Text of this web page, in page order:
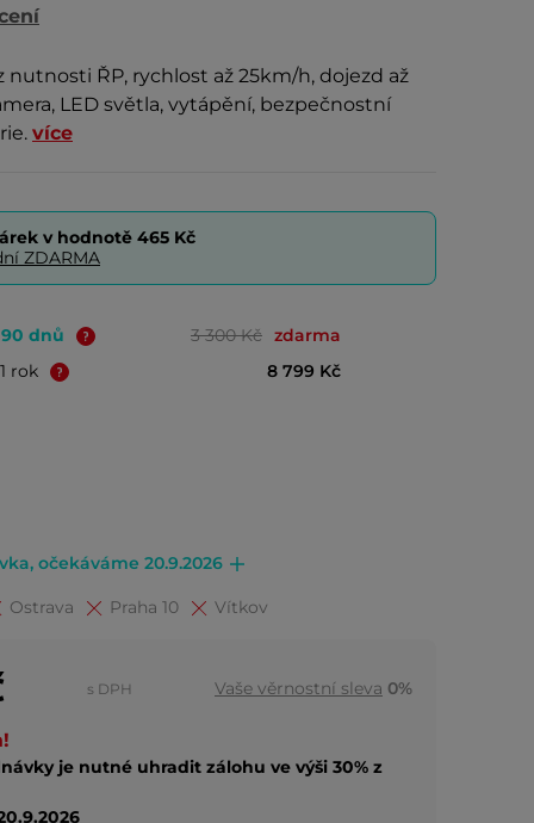
nutnosti ŘP, rychlost až 25km/h, dojezd až
LED světla, vytápění, bezpečnostní
více
v hodnotě 465 Kč
ZDARMA
dnů 3 300 Kč zdarma
rok
8 799 Kč
očekáváme 20.9.2026
Ostrava Praha 10 Vítkov
s DPH Vaše věrnostní sleva 0%
je nutné uhradit zálohu ve výši 30% z